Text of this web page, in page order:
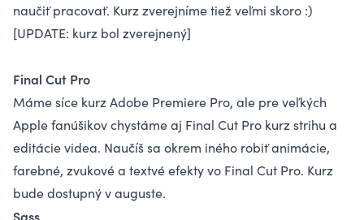
naučiť pracovať. Kurz zverejníme tiež veľmi skoro :)
[UPDATE: kurz bol zverejnený]
Final Cut Pro
Máme síce kurz Adobe Premiere Pro, ale pre veľkých
Apple fanúšikov chystáme aj Final Cut Pro kurz strihu a
editácie videa. Naučíš sa okrem iného robiť animácie,
farebné, zvukové a textvé efekty vo Final Cut Pro. Kurz
bude dostupný v auguste.
Sass